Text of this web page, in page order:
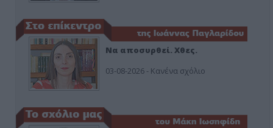
Να αποσυρθεί. Χθες.
03-08-2026 - Κανένα σχόλιο